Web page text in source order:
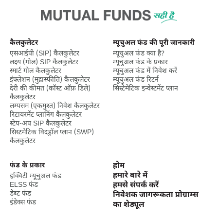
चाहते हैं तो वे निवेश के लिए बिल्कुल सही विकल्प हैं। हालांकि, बाजार से जुड़े
अन्य साधनों की तरह इसमें भी मुनाफ़े की कोई गारंटी नहीं है।
3. निवेश अवधि
आर्बिट्रेज फंड्स 3 से 6 महीने तक के लिए निवेश करने वाले निवेशकों के लिए
सबसे सही हैं।
4. निवेश राशि
सिस्टमैटिक इनवेस्टमेंट प्लान की बजाय आर्बिट्रेज फंड में एकमुश्त राशि निवेश
करना बेहतर है।
5. योजना प्रस्ताव दस्तावेज:
ज़रूरी है। दस्तावेज़ में निवेश के उद्देश्य, निवेश रणनीति, जोखिम, एसेट एलोकेशन
और फंड से जुड़े शुल्क के बारे में अहम जानकारी दी गई है।
6. एसेट एलोकेशन:
जैसा कि पहले बताया गया है, आर्बिट्रेज फंड्स इक्विटी और डेट इंस्ट्रूमेंट्स में
कैलकुलेटर
एसआईपी (SIP) कैलकुलेटर
लक्ष्‍य (गोल) SIP कैलकुलेटर
स्मार्ट गोल कैलकुलेटर
इंफ्लेशन (मुद्रास्फीति) कैलकुलेटर
देरी की कीमत (कॉस्ट ऑफ़ डिले)
कैलकुलेटर
लम्पसम (एकमुश्त) निवेश कैलकुलेटर
रिटायरमेंट प्लानिंग कैलकुलेटर
स्टेप-अप SIP कैलकुलेटर
सिस्टमेटिक विदड्रॉल प्लान (SWP)
कैलकुलेटर
म्यूचुअल फंड की पूरी जानकारी
म्यूचुअल फंड क्या है?
म्यूचुअल फंड के प्रकार
म्यूचुअल फंड में निवेश करें
म्यूचुअल फंड रिटर्न
सिस्टेमेटिक इन्वेस्टमेंट प्लान
फंड के प्रकार
इक्विटी म्यूचुअल फंड
ELSS फंड
डेब्ट फंड
इंडेक्स फंड
होम
हमारे बारे में
हमसे संपर्क करें
निवेशक जागरूकता प्रोग्राम्स
का शेड्यूल